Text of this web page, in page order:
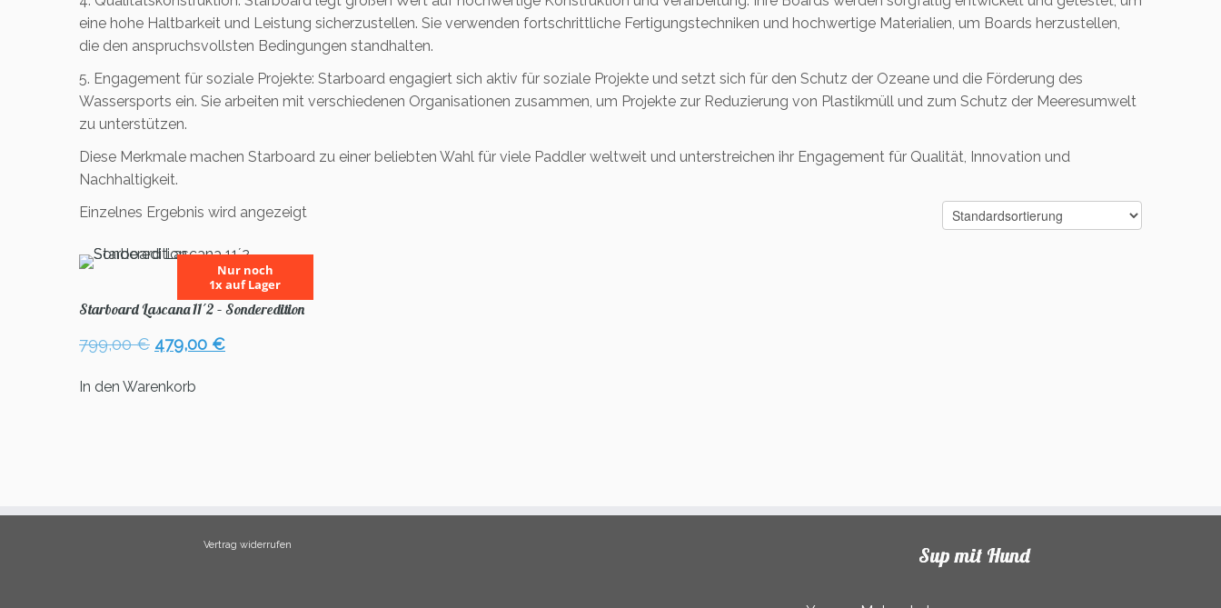
eine hohe Haltbarkeit und Leistung sicherzustellen. Sie verwenden fortschrittliche Fertigungstechniken und hochwertige Materialien, um Boards herzustellen,
die den anspruchsvollsten Bedingungen standhalten.
5. Engagement für soziale Projekte: Starboard engagiert sich aktiv für soziale Projekte und setzt sich für den Schutz der Ozeane und die Förderung des
Wassersports ein. Sie arbeiten mit verschiedenen Organisationen zusammen, um Projekte zur Reduzierung von Plastikmüll und zum Schutz der Meeresumwelt
zu unterstützen.
Diese Merkmale machen Starboard zu einer beliebten Wahl für viele Paddler weltweit und unterstreichen ihr Engagement für Qualität, Innovation und
Nachhaltigkeit.
Einzelnes Ergebnis wird angezeigt
Nur noch
1x auf Lager
Starboard Lascana 11´2 – Sonderedition
799,00€ Ursprünglicher
war:
479,00 €Aktueller
In den Warenkorb
Vertrag widerrufen Sup mit Hund